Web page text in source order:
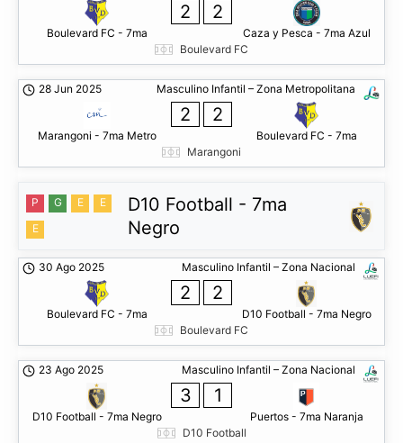
Boulevard FC - 7ma
2 2
Caza y Pesca - 7ma Azul
Boulevard FC
Masculino Infantil – Zona Metropolitana
28 Jun 2025
Marangoni - 7ma Metro
2 2
Boulevard FC - 7ma
Marangoni
D10 Football - 7ma
Negro
P G E
E
E
Masculino Infantil – Zona Nacional
30 Ago 2025
Boulevard FC - 7ma
2 2
D10 Football - 7ma Negro
Boulevard FC
Masculino Infantil – Zona Nacional
23 Ago 2025
D10 Football - 7ma Negro
3 1
Puertos - 7ma Naranja
D10 Football